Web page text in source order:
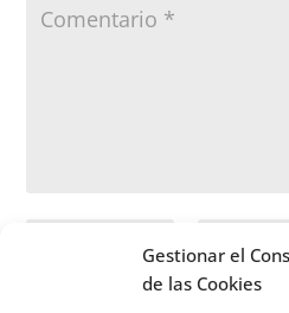
Gestionar el
de las Cookies